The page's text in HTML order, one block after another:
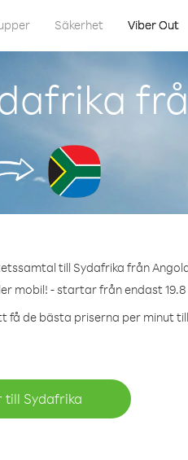
Säkerhet Viber Out
till Sydafrika från
mobil! - startar från endast
få de bästa priserna per minut
till Sydafrika